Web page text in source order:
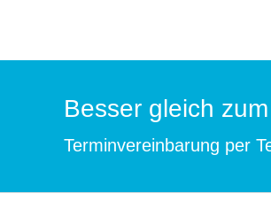
Besser gleich
Terminvereinbarung per